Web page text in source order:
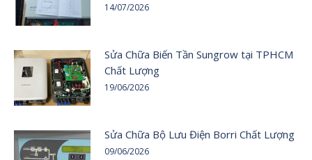
14/07/2026
Sửa Chữa Biến Tần Sungrow tại TPHCM
Chất Lượng
19/06/2026
Sửa Chữa Bộ Lưu Điện Borri Chất Lượng
09/06/2026